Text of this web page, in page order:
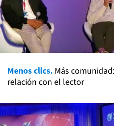
Menos clics. Más
relación con el lector